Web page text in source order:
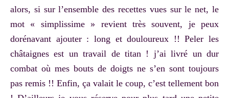
alors, si sur l’ensemble des recettes vues sur le net, le
mot « simplissime » revient très souvent, je peux
dorénavant ajouter : long et douloureux !! Peler les
châtaignes est un travail de titan ! j’ai livré un dur
combat où mes bouts de doigts ne s’en sont toujours
pas remis !! Enfin, ça valait le coup, c’est tellement bon